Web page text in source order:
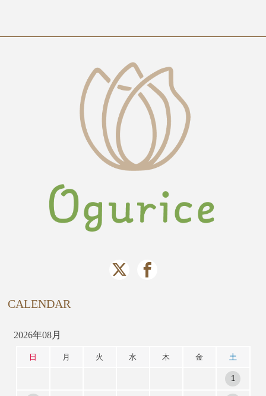
CALENDAR
2026年08月
日 月 火 水 木 金 土
1